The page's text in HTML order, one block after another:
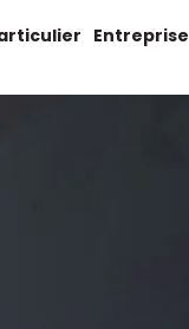
Entreprise